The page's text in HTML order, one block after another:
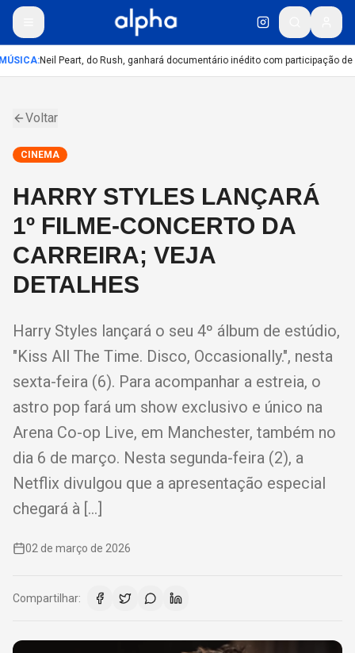
:Neil Peart, do Rush, ganhará documentário inédito com participação de
Voltar
CINEMA
HARRY STYLES LANÇARÁ
1º FILME-CONCERTO DA
CARREIRA; VEJA
DETALHES
Harry Styles lançará o seu 4º álbum de estúdio,
"Kiss All The Time. Disco, Occasionally.", nesta
sexta-feira (6). Para acompanhar a estreia, o
astro pop fará um show exclusivo e único na
Arena Co-op Live, em Manchester, também no
dia 6 de março. Nesta segunda-feira (2), a
Netflix divulgou que a apresentação especial
chegará à […]
02 de março de 2026
Compartilhar: